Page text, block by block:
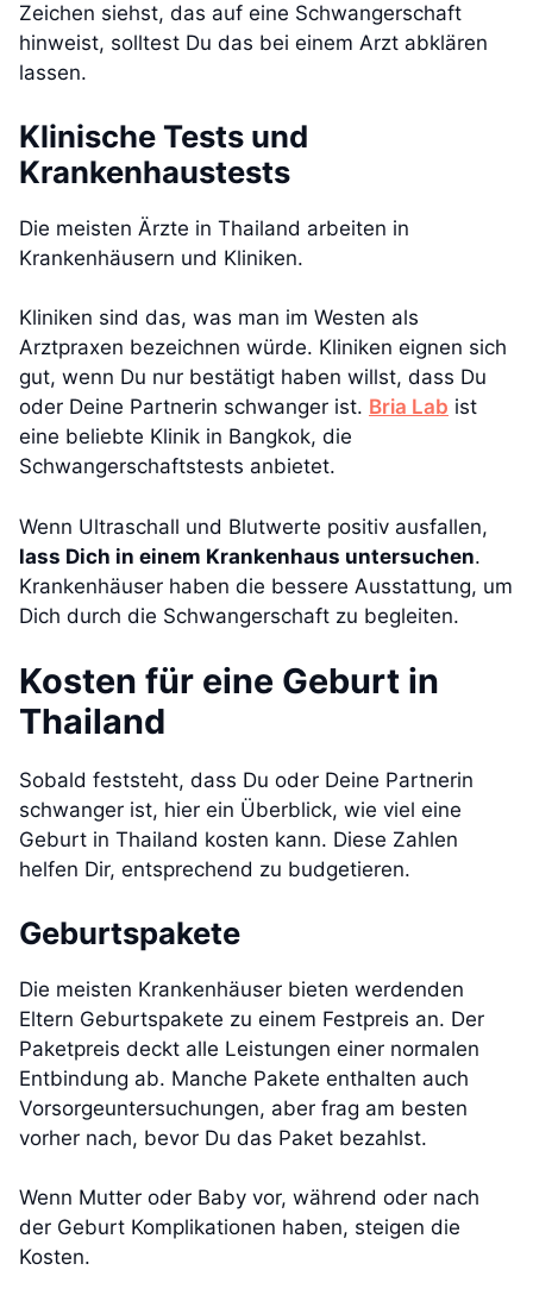
Zeichen siehst, das auf eine Schwangerschaft
hinweist, solltest Du das bei einem Arzt abklären
lassen.
Klinische Tests und
Krankenhaustests
Die meisten Ärzte in Thailand arbeiten in
Krankenhäusern und Kliniken.
Kliniken sind das, was man im Westen als
Arztpraxen bezeichnen würde. Kliniken eignen sich
gut, wenn Du nur bestätigt haben willst, dass Du
oder Deine Partnerin schwanger ist. Bria Lab ist
eine beliebte Klinik in Bangkok, die
Schwangerschaftstests anbietet.
Wenn Ultraschall und Blutwerte positiv ausfallen,
lass Dich in einem Krankenhaus untersuchen.
Krankenhäuser haben die bessere Ausstattung, um
Dich durch die Schwangerschaft zu begleiten.
Kosten für eine Geburt in
Thailand
Sobald feststeht, dass Du oder Deine Partnerin
schwanger ist, hier ein Überblick, wie viel eine
Geburt in Thailand kosten kann. Diese Zahlen
helfen Dir, entsprechend zu budgetieren.
Geburtspakete
Die meisten Krankenhäuser bieten werdenden
Eltern Geburtspakete zu einem Festpreis an. Der
Paketpreis deckt alle Leistungen einer normalen
Entbindung ab. Manche Pakete enthalten auch
Vorsorgeuntersuchungen, aber frag am besten
vorher nach, bevor Du das Paket bezahlst.
Wenn Mutter oder Baby vor, während oder nach
der Geburt Komplikationen haben, steigen die
Kosten.